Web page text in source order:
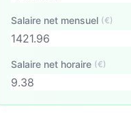
Salaire net mensuel (€)
Salaire net horaire (€)